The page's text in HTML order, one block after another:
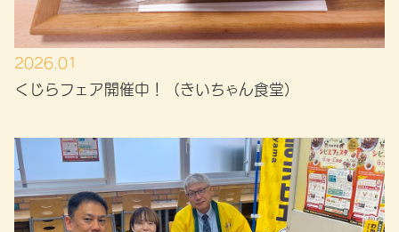
2026.01
くじらフェア開催中！（きいちゃん食堂）